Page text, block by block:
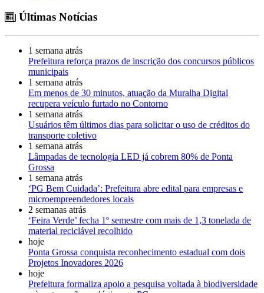
Últimas Notícias
1 semana atrás
Prefeitura reforça prazos de inscrição dos concursos públicos
municipais
1 semana atrás
Em menos de 30 minutos, atuação da Muralha Digital
recupera veículo furtado no Contorno
1 semana atrás
Usuários têm últimos dias para solicitar o uso de créditos do
transporte coletivo
1 semana atrás
Lâmpadas de tecnologia LED já cobrem 80% de Ponta
Grossa
1 semana atrás
‘PG Bem Cuidada’: Prefeitura abre edital para empresas e
microempreendedores locais
2 semanas atrás
‘Feira Verde’ fecha 1º semestre com mais de 1,3 tonelada de
material reciclável recolhido
hoje
Ponta Grossa conquista reconhecimento estadual com dois
Projetos Inovadores 2026
hoje
Prefeitura formaliza apoio a pesquisa voltada à biodiversidade